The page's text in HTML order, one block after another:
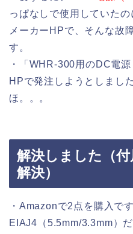
っぱなしで使用していた
メーカーHPで、そんな故
す。
・「WHR-300用のDC電
HPで発注しようとしまし
ほ。。。
解決しました（
解決）
・Amazonで2点を購入で
EIAJ4（5.5mm/3.3mm）